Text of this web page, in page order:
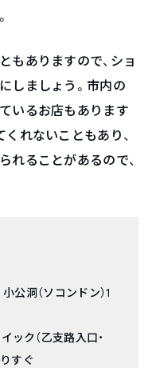
もありますので、ショ
しましょう。市内の
いるお店もあります
れないこともあり、
れることがあるので、
公洞（ソコンドン）1
ック（乙支路入口・
すぐ